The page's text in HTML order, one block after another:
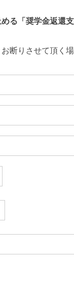
る「奨学金返還
断りさせて頂く場